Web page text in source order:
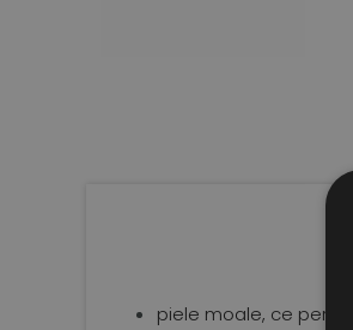
piele moale, ce